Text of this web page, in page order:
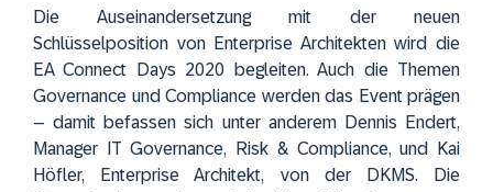
Die Auseinandersetzung mit der neuen
Schlüsselposition von Enterprise Architekten wird die
EA Connect Days 2020 begleiten. Auch die Themen
Governance und Compliance werden das Event prägen
– damit befassen sich unter anderem Dennis Endert,
Manager IT Governance, Risk & Compliance, und Kai
Höfler, Enterprise Architekt, von der
DKMS. Die